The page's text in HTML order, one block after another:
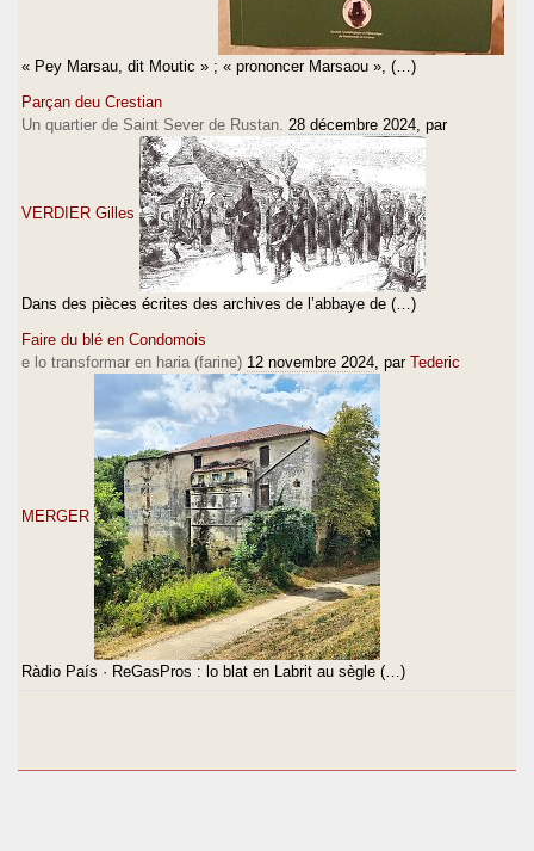
« Pey Marsau, dit Moutic » ; « prononcer Marsaou », (…)
Parçan deu Crestian
Un quartier de Saint Sever de Rustan. 28 décembre 2024 , par
VERDIER Gilles
Dans des pièces écrites des archives de l’abbaye de (…)
Faire du blé en Condomois
e lo transformar en haria (farine) 12 novembre 2024 , par Tederic
MERGER
Ràdio País · ReGasPros : lo blat en Labrit au sègle (…)